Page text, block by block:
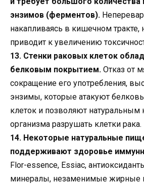
энзимов (ферментов).
накапливаясь в кишечном тракте,
приводит к увеличению
13. Стенки раковых клеток
белковым покрытием. Отказ от
сокращение его употребления,
энзимы, которые атакуют
клеток и позволяют натуральным
организма разрушать клетки рака.
14. Некоторые натуральные
поддерживают здоровье
Flor-essence, Essiac,
минералы, незаменимые жирные